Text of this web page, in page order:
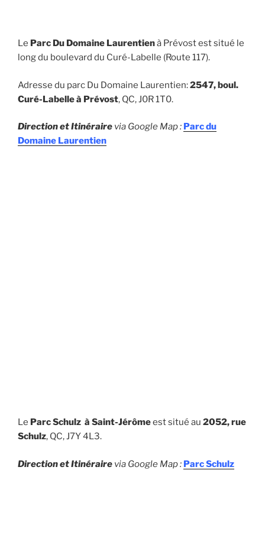
Le Parc Du Domaine Laurentienà Prévost est situé le
long du boulevard du Curé-Labelle (Route 117).
Adresse du parc Du Domaine Laurentien:2547, boul.
Curé-Labelle à Prévost, QC, J0R 1T0.
Direction et Itinéraire via Google Map : Parc du
Domaine Laurentien
Le Parc Schulz à Saint-Jérômeest situé au 2052, rue
Schulz, QC, J7Y 4L3.
Direction et Itinéraire via Google Map : Parc Schulz